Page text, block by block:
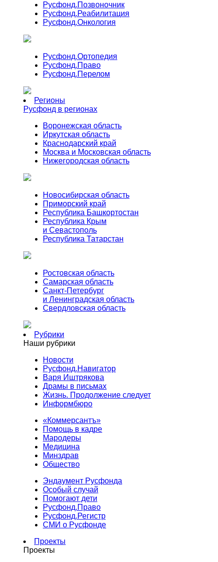
Русфонд.Позвоночник
Русфонд.Реабилитация
Русфонд.Онкология
Русфонд.Ортопедия
Русфонд.Право
Русфонд.Перелом
Регионы
Русфонд в регионах
Воронежская область
Иркутская область
Краснодарский край
Москва и Московская область
Нижегородская область
Новосибирская область
Приморский край
Республика Башкортостан
Республика Крым
и Севастополь
Республика Татарстан
Ростовская область
Самарская область
Санкт-Петербург
и Ленинградская область
Свердловская область
Рубрики
Наши рубрики
Новости
Русфонд.Навигатор
Варя Иштрякова
Драмы в письмах
Жизнь. Продолжение следует
Информбюро
«Коммерсантъ»
Помощь в кадре
Мародеры
Медицина
Минздрав
Общество
Эндаумент Русфонда
Особый случай
Помогают дети
Русфонд.Право
Русфонд.Регистр
СМИ о Русфонде
Проекты
Проекты